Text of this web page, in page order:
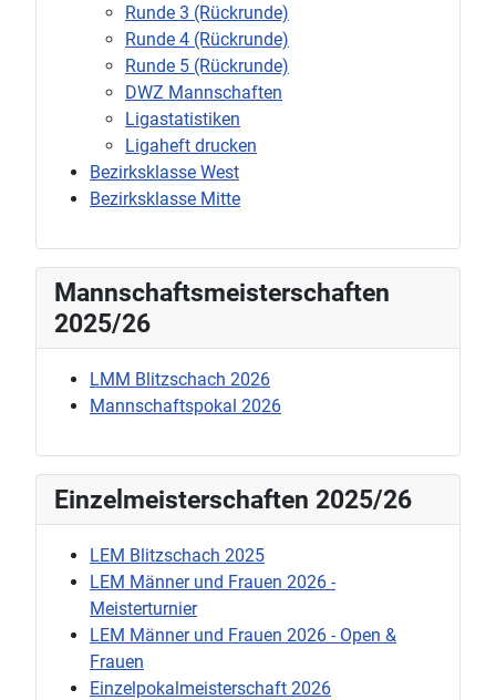
Runde 3 (Rückrunde)
Runde 4 (Rückrunde)
Runde 5 (Rückrunde)
DWZ Mannschaften
Ligastatistiken
Ligaheft drucken
Bezirksklasse West
Bezirksklasse Mitte
Mannschaftsmeisterschaften
2025/26
LMM Blitzschach 2026
Mannschaftspokal 2026
Einzelmeisterschaften 2025/26
LEM Blitzschach 2025
LEM Männer und Frauen 2026 -
Meisterturnier
LEM Männer und Frauen 2026 - Open &
Frauen
Einzelpokalmeisterschaft 2026